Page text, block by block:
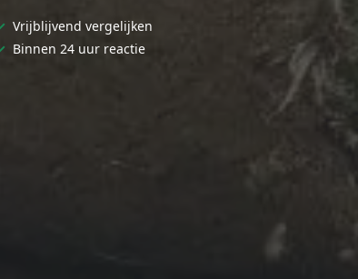
Vrijblijvend vergelijken
Binnen 24 uur reactie